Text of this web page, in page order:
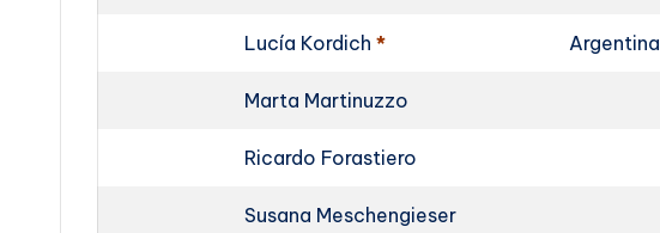
Lucía Kordich* Argentina
Marta Martinuzzo
Ricardo Forastiero
Susana Meschengieser